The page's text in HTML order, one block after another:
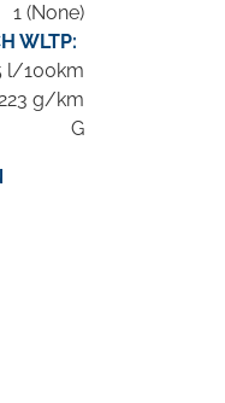
1 (None)
WLTP:
l/100km
g/km
G